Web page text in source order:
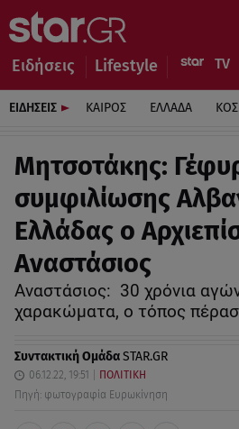
Ειδήσεις Lifestyle
ΕΙΔΗΣΕΙΣ ΚΑΙΡΟΣ ΕΛΛΑΔΑ
Μητσοτάκης:
συμφιλίωσης
Ελλάδας ο
Αναστάσιος
Αναστάσιος: 30 χρόνια
χαρακώματα, ο τόπος
Συντακτική ΟμάδαSTAR.GR
06.12.22, 19:51
ΠΟΛΙΤΙΚΗ
Πηγή: φωτογραφία Ευρωκίνηση